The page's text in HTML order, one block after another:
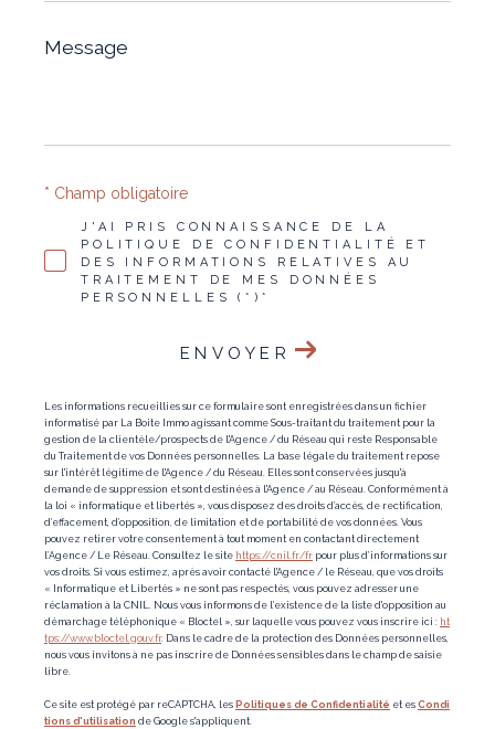
Message
*
J'AI PRIS CONNAISSANCE DE LA
POLITIQUE DE CONFIDENTIALITÉ ET
DES INFORMATIONS RELATIVES AU
TRAITEMENT DE MES DONNÉES
PERSONNELLES (*)*
* Champ obligatoire
ENVOYER
Les informations recueillies sur ce formulaire sont enregistrées dans un fichier
informatisé par La Boite Immo agissant comme Sous-traitant du traitement pour la
gestion de la clientèle/prospects de l'Agence / du Réseau qui reste Responsable
du Traitement de vos Données personnelles. La base légale du traitement repose
sur l'intérêt légitime de l'Agence / du Réseau. Elles sont conservées jusqu'à
demande de suppression et sont destinées à l'Agence / au Réseau. Conformément à
la loi « informatique et libertés », vous disposez des droits d’accès, de rectification,
d’effacement, d’opposition, de limitation et de portabilité de vos données. Vous
pouvez retirer votre consentement à tout moment en contactant directement
l’Agence / Le Réseau. Consultez le site https://cnil.fr/fr pour plus d’informations sur
vos droits. Si vous estimez, après avoir contacté l'Agence / le Réseau, que vos droits
« Informatique et Libertés » ne sont pas respectés, vous pouvez adresser une
réclamation à la CNIL. Nous vous informons de l’existence de la liste d'opposition au
démarchage téléphonique « Bloctel », sur laquelle vous pouvez vous inscrire ici : ht
tps://www.bloctel.gouv.fr. Dans le cadre de la protection des Données personnelles,
nous vous invitons à ne pas inscrire de Données sensibles dans le champ de saisie
libre.
Ce site est protégé par reCAPTCHA, les Politiques de Confidentialité et es Condi
tions d'utilisation de Google s'appliquent.